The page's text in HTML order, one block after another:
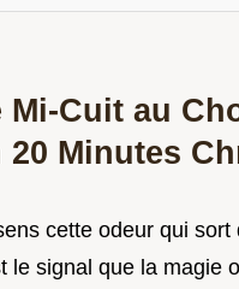
Mi-Cuit au
20 Minutes
cette odeur qui
le signal que la magie